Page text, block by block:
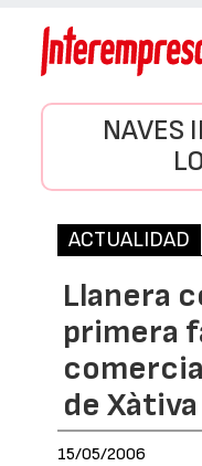
NAVES
ACTUALIDAD
Llanera
primera
de Xàtiva
15/05/2006